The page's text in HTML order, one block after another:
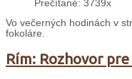
Prečítané: 3739x
Vo večerných hodinách v
fokoláre.
Rím: Rozhovor